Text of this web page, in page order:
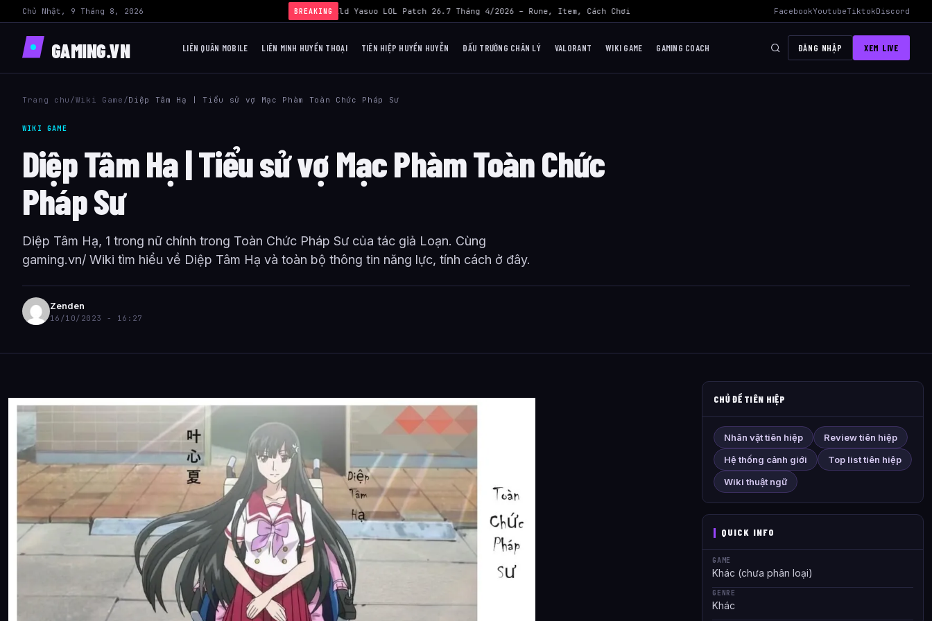
Chủ Nhật, 9 Tháng 8, 2026 BREAKING
› Build Yasuo LOL Patch 26.7 Tháng 4/2026 – Rune, Item, Cách Chơi Mid Hiệu Quả Nhất AWC 2026 Liên Quân Mobile – Lịch Thi Đấu,
FacebookYoutubeTiktokDiscord
GAMING.VN LIÊN QUÂN MOBILE LIÊN MINH HUYỀN THOẠI TIÊN HIỆP HUYỀN HUYỄN ĐẤU TRƯỜNG CHÂN LÝ VALORANT WIKI GAME GAMING COACH ĐĂNG NHẬP XEM LIVE
Trang chu /Wiki Game /Diệp Tâm Hạ | Tiểu sử vợ Mạc Phàm Toàn Chức Pháp Sư
WIKI GAME
Diệp Tâm Hạ | Tiểu sử vợ Mạc Phàm Toàn Chức
Pháp Sư
Diệp Tâm Hạ, 1 trong nữ chính trong Toàn Chức Pháp Sư của tác giả Loạn. Cùng
gaming.vn/ Wiki tìm hiểu về Diệp Tâm Hạ và toàn bộ thông tin năng lực, tính cách ở đây.
Zenden
16/10/2023 - 16:27
CHỦ ĐỀ TIÊN HIỆP
Nhân vật tiên hiệp
Review tiên hiệp
Hệ thống cảnh giới
Top list tiên hiệp
Wiki thuật ngữ
QUICK INFO
GAME
Khác (chưa phân loại)
GENRE
Khác